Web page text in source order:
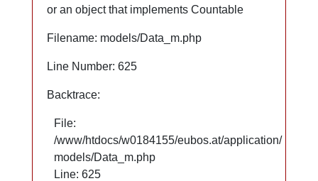
or an object that implements Countable
Filename: models/Data_m.php
Line Number: 625
Backtrace:
File:
/www/htdocs/w0184155/eubos.at/application/
models/Data_m.php
Line: 625
or an object that implements Countable
Filename: models/Data_m.php
Line Number: 625
Backtrace:
File:
/www/htdocs/w0184155/eubos.at/application/
models/Data_m.php
Line: 625